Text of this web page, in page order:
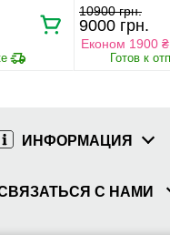
10900 грн.
9000 грн.
Економ 1900 ₴
ИНФОРМАЦИЯ
С НАМИ